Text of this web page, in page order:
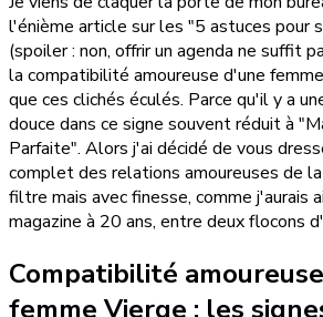
l'énième article sur les "5 astuces pour
(spoiler : non, offrir un agenda ne suffit
la compatibilité amoureuse d'une
que ces clichés éculés. Parce qu'il y a
douce dans ce signe souvent réduit à
Parfaite". Alors j'ai décidé de vous
complet des relations amoureuses de
filtre mais avec finesse, comme j'aurais
magazine à 20 ans, entre deux flocons
Compatibilité
femme Vierge : les